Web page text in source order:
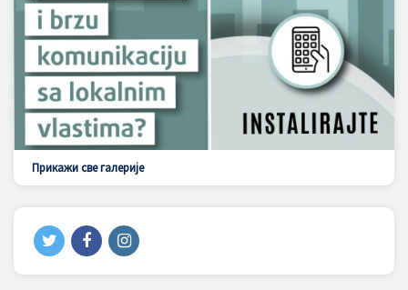
Прикажи све галерије